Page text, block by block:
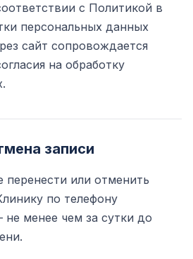
с Политикой в
персональных данных
сайт сопровождается
на обработку
записи
перенести или отменить
по телефону
менее чем за сутки до